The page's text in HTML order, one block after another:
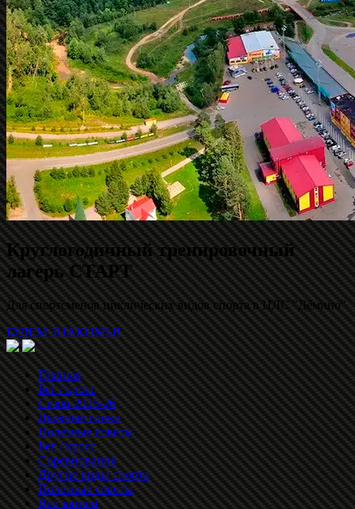
Круглогодичный тренировочный
лагерь СТАРТ
Для спортсменов циклических видов спорта в ЦЛС "Дёмино"
БУДЕМ ЗНАКОМЫ!
Главная
Бег / кросс
Сезон 2025-26
Лыжные гонки
Полезные советы
Бег / кросс
Соревнования
Другие виды спорта
Полезные советы
Все записи